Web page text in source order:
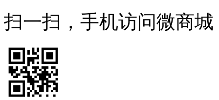
扫一扫，手机访问微商城